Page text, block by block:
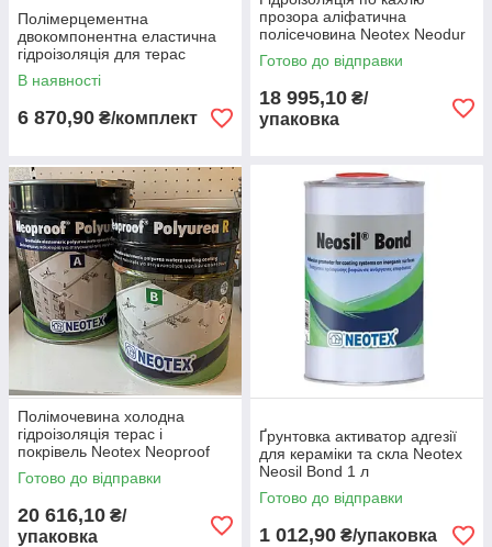
Полімерцементна
двокомпонентна еластична
гідроізоляція для терас
Vimatec Waterblock Flex (А+В)
37 кг
В наявності
6 870,90 ₴/комплект
прозора аліфатична
полісечовина Neotex Neodur
ft clear (А+ В) 8 кг
Готово до відправки
18 995,10 ₴/
упаковка
Полімочевина холодна
гідроізоляція терас і
покрівель Neotex Neoproof
Polyurea R (А+В) 19 кг сіра
Готово до відправки
20 616,10 ₴/
упаковка
Ґрунтовка активатор адгезії
для кераміки та скла Neotex
Neosil Bond 1 л
Готово до відправки
1 012,90 ₴/упаковка